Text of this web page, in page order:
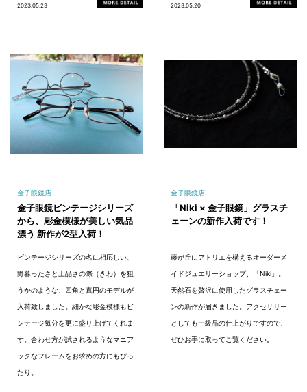
2023.05.23 2023.05.20
金子眼鏡店
金子眼鏡ビンテージシリーズ
から、彫金模様が美しい気品
漂う 新作が2型入荷！
ビンテージシリーズの名に相応しい、
野暮ったさと上品さの際（きわ）を狙
うかのような、四角と真円のモデルが
入荷致しました。細かな彫金模様もビ
ンテージ気分を更に盛り上げてくれま
す。合わせ方が試されるようなマニア
ックなフレームをお求めの方にもぴっ
たり。
金子眼鏡店
「Niki × 金子眼鏡」グラスチ
ェーンの新作入荷です！
藤が丘にアトリエを構えるオーダーメ
イドジュエリーショップ、「Niki」。
天然石を贅沢に使用したグラスチェー
ンの新作が届きました。アクセサリー
としても一級品の仕上がりですので、
ぜひお手に取ってご覧ください。